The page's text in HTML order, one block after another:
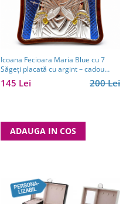
Icoana Fecioara Maria Blue cu 7
Săgeți placată cu argint – cadou
spiritual pentru familie - Made in
Grecia - 12,5 x 15,5 cm
200 Lei
145 Lei
ADAUGA IN COS